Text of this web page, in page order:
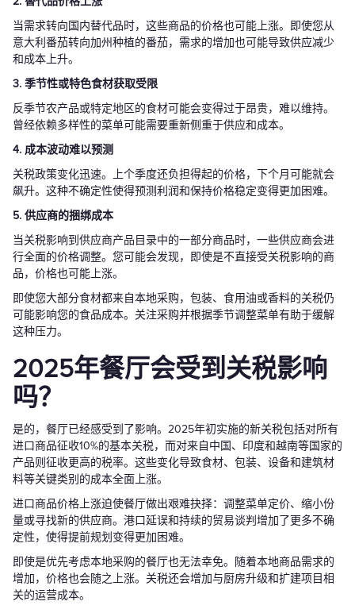
当需求转向国内替代品时，这些商品的价格也可能上涨。即使您从
意大利番茄转向加州种植的番茄，需求的增加也可能导致供应减少
和成本上升。
3. 季节性或特色食材获取受限
反季节农产品或特定地区的食材可能会变得过于昂贵，难以维持。
曾经依赖多样性的菜单可能需要重新侧重于供应和成本。
4. 成本波动难以预测
关税政策变化迅速。上个季度还负担得起的价格，下个月可能就会
飙升。这种不确定性使得预测利润和保持价格稳定变得更加困难。
5. 供应商的捆绑成本
当关税影响到供应商产品目录中的一部分商品时，一些供应商会进
行全面的价格调整。您可能会发现，即使是不直接受关税影响的商
品，价格也可能上涨。
即使您大部分食材都来自本地采购，包装、食用油或香料的关税仍
可能影响您的食品成本。关注采购并根据季节调整菜单有助于缓解
这种压力。
2025年餐厅会受到关税影响
吗？
是的，餐厅已经感受到了影响。2025年初实施的新关税包括对所有
进口商品征收10%的基本关税，而对来自中国、印度和越南等国家的
产品则征收更高的税率。这些变化导致食材、包装、设备和建筑材
料等关键类别的成本全面上涨。
进口商品价格上涨迫使餐厅做出艰难抉择：调整菜单定价、缩小份
量或寻找新的供应商。港口延误和持续的贸易谈判增加了更多不确
定性，使得提前规划变得更加困难。
即使是优先考虑本地采购的餐厅也无法幸免。随着本地商品需求的
增加，价格也会随之上涨。关税还会增加与厨房升级和扩建项目相
关的运营成本。